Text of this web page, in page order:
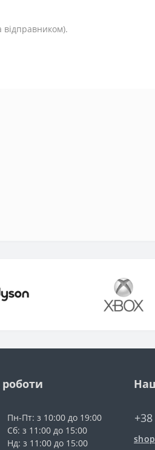
відправником).
роботи
Пн-Пт: з 10:00 до 19:00
Сб: з 11:00 до 15:00
Нд: з 11:00 до 15:00